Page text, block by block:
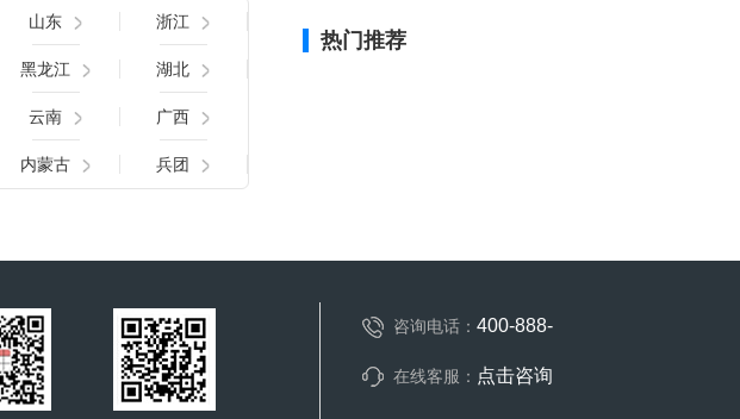
山东 浙江
黑龙江 湖北
云南 广西
内蒙古 兵团
热门推荐
咨询电话： 400-888-
在线客服： 点击咨询